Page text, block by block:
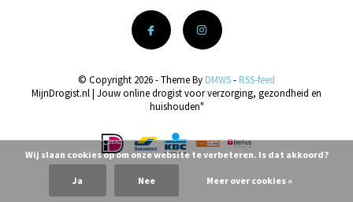
© Copyright 2026 - Theme By DMWS- RSS-feed
MijnDrogist.nl | Jouw online drogist voor verzorging, gezondheid en
huishouden"
Wij slaan cookies op om onze website te verbeteren. Is dat akkoord?
Ja Nee Meer over cookies »